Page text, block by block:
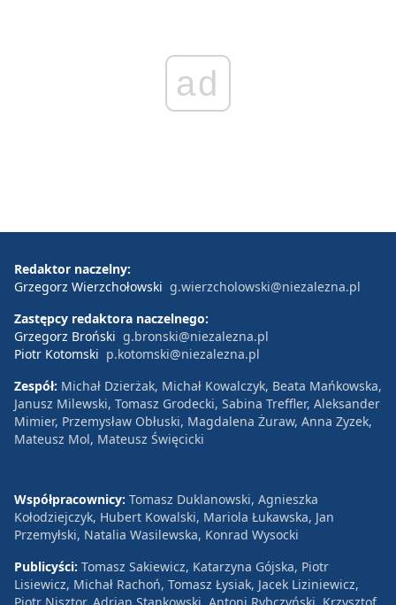
ad
Redaktor naczelny:
Grzegorz Wierzchołowski g.wierzcholowski@niezalezna.pl
Zastępcy redaktora naczelnego:
Grzegorz Broński g.bronski@niezalezna.pl
Piotr Kotomski p.kotomski@niezalezna.pl
Zespół: Michał Dzierżak, Michał Kowalczyk, Beata Mańkowska,
Janusz Milewski, Tomasz Grodecki, Sabina Treffler, Aleksander
Mimier, Przemysław Obłuski, Magdalena Żuraw, Anna Zyzek,
Mateusz Mol, Mateusz Święcicki
Współpracownicy: Tomasz Duklanowski, Agnieszka
Kołodziejczyk, Hubert Kowalski, Mariola Łukawska, Jan
Przemyłski, Natalia Wasilewska, Konrad Wysocki
Publicyści: Tomasz Sakiewicz, Katarzyna Gójska, Piotr
Lisiewicz, Michał Rachoń, Tomasz Łysiak, Jacek Liziniewicz,